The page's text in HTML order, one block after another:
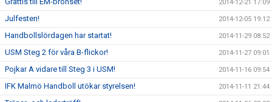
2014-12-21 17:09
Julfesten! 2014-12-05 19:12
Handbollslördagen har startat! 2014-11-29 08:52
USM Steg 2 för våra B-flickor! 2014-11-27 09:01
Pojkar A vidare till Steg 3 i USM! 2014-11-16 09:54
IFK Malmö Handboll utökar styrelsen! 2014-11-11 21:44